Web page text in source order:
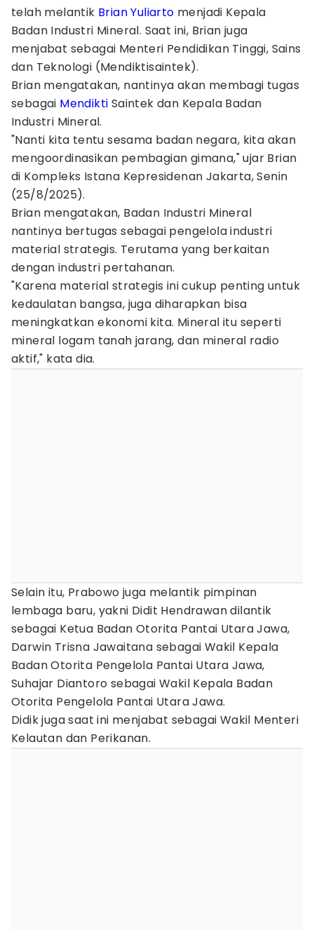
telah melantik Brian Yuliarto menjadi Kepala
Badan Industri Mineral. Saat ini, Brian juga
menjabat sebagai Menteri Pendidikan Tinggi, Sains
dan Teknologi (Mendiktisaintek).
Brian mengatakan, nantinya akan membagi tugas
sebagai Mendikti Saintek dan Kepala Badan
Industri Mineral.
"Nanti kita tentu sesama badan negara, kita akan
mengoordinasikan pembagian gimana," ujar Brian
di Kompleks Istana Kepresidenan Jakarta, Senin
(25/8/2025).
Brian mengatakan, Badan Industri Mineral
nantinya bertugas sebagai pengelola industri
material strategis. Terutama yang berkaitan
dengan industri pertahanan.
"Karena material strategis ini cukup penting untuk
kedaulatan bangsa, juga diharapkan bisa
meningkatkan ekonomi kita. Mineral itu seperti
mineral logam tanah jarang, dan mineral radio
aktif," kata dia.
Selain itu, Prabowo juga melantik pimpinan
lembaga baru, yakni Didit Hendrawan dilantik
sebagai Ketua Badan Otorita Pantai Utara Jawa,
Darwin Trisna Jawaitana sebagai Wakil Kepala
Badan Otorita Pengelola Pantai Utara Jawa,
Suhajar Diantoro sebagai Wakil Kepala Badan
Otorita Pengelola Pantai Utara Jawa.
Didik juga saat ini menjabat sebagai Wakil Menteri
Kelautan dan Perikanan.